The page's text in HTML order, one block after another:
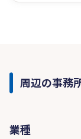
周辺の事務
業種